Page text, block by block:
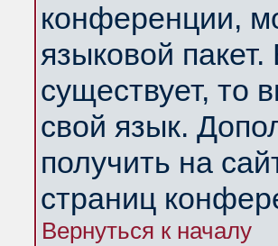
конференции,
языковой пакет.
существует, то
свой язык.
получить на
страниц
Вернуться к началу